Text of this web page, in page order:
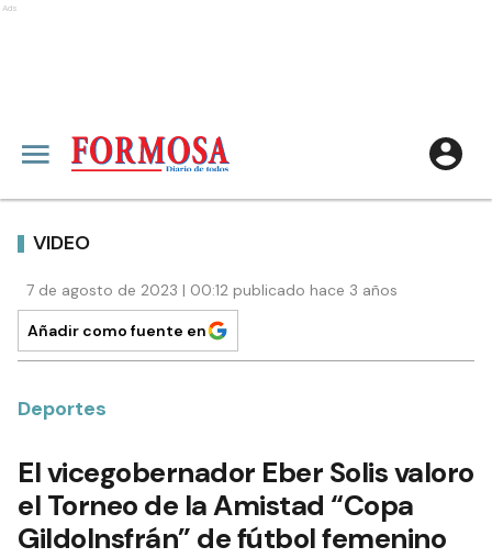
Ads
VIDEO
7 de agosto de 2023 | 00:12 publicado hace 3 años
Añadir como fuente en
Deportes
El vicegobernador Eber Solis valoro
el Torneo de la Amistad “Copa
GildoInsfrán” de fútbol femenino